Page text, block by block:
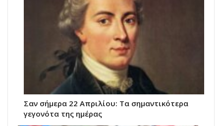
Σαν σήμερα 22 Απριλίου: Τα σημαντικότερα
γεγονότα της ημέρας